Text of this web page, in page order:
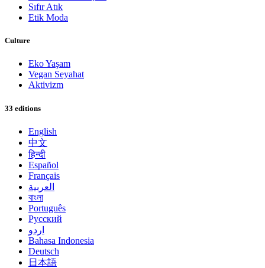
Sıfır Atık
Etik Moda
Culture
Eko Yaşam
Vegan Seyahat
Aktivizm
33 editions
English
中文
हिन्दी
Español
Français
العربية
বাংলা
Português
Русский
اردو
Bahasa Indonesia
Deutsch
日本語